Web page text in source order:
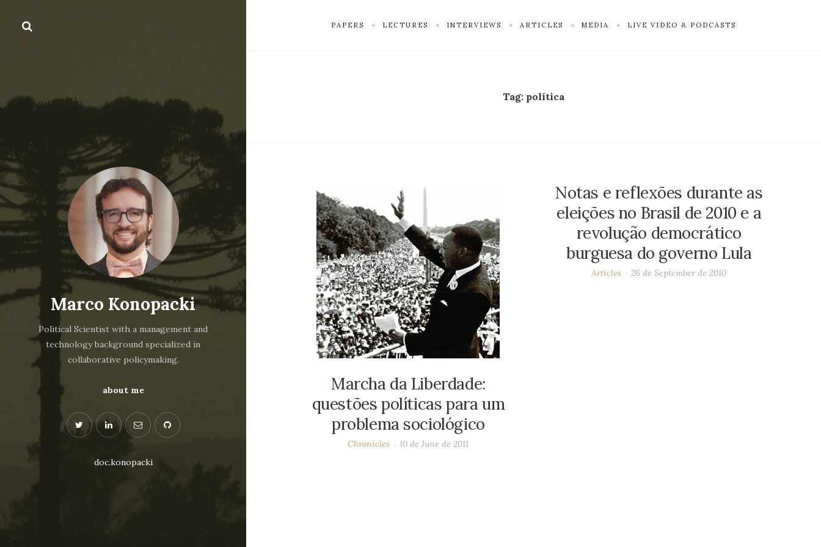
Marco Konopacki
Political Scientist with a management and
technology background specialized in
collaborative policymaking.
about me
doc.konopacki
PAPERS LECTURES INTERVIEWS ARTICLES MEDIA LIVE VIDEO & PODCASTS
Tag: política
Marcha da Liberdade:
questões políticas para um
problema sociológico
Chronicles 10 de June de 2011
Notas e reflexões durante as
eleições no Brasil de 2010 e a
revolução democrático
burguesa do governo Lula
Articles 26 de September de 2010